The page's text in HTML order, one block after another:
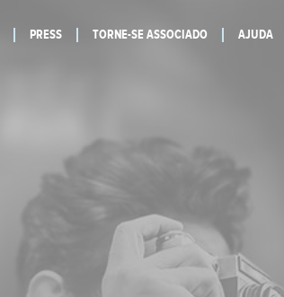
PRESS TORNE-SE ASSOCIADO AJUDA